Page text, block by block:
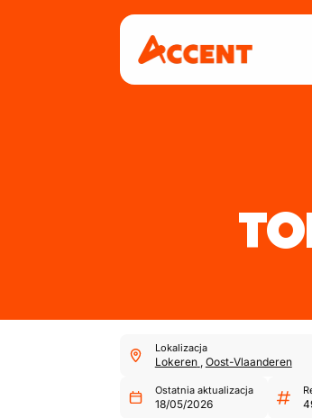
Lokalizacja
Lokeren , Oost-Vlaanderen
Ostatnia aktualizacja
18/05/2026